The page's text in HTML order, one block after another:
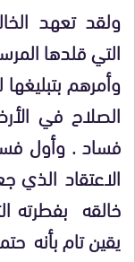
ولقد تعهد
التي قلدها
وأمرهم
الصلاح في
فساد . وأول
الاعتقاد
خالقه بفطرته
يقين تام بأنه